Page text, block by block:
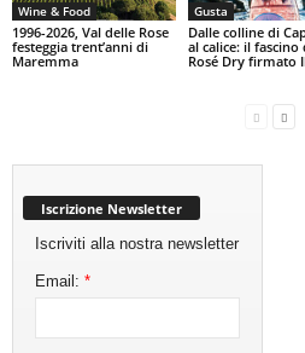
Wine & Food
1996-2026, Val delle Rose
festeggia trent’anni di
Maremma
Gusta
Dalle colline di
al calice: il fascino
Rosé Dry firmato
Iscrizione Newsletter
Iscriviti alla nostra newsletter
Email:*